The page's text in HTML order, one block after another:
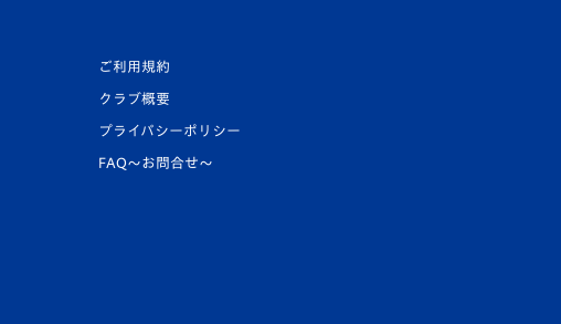
ご利用規約
クラブ概要
プライバシーポリシー
FAQ〜お問合せ〜